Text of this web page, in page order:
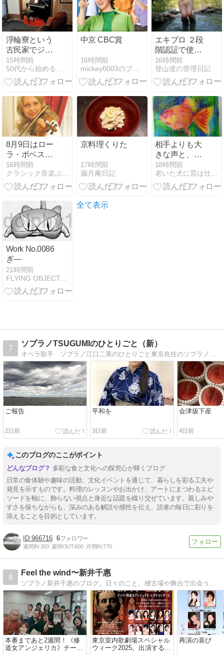
浮輪寮という
古民家でジャ
ズのライブを
聴いてきまし
た 〜町田市 鶴
ピアノ教室
15時間前
50代から始めるフルートでアンチエイジング♪音楽で健康に！
中京 CBC賞
16時間前
mickey0003のブログ
エキブロ ２段
階認証で使い
づらくなった
16時間前
登山道の管理日記
8月9日はロー
ラ・ボベスコ
の誕生日 ― ル
ーマニア出身
のベルギーの
ニストを偲ん
で
16時間前
クラシック音楽ぶった斬り
京料理くりた
17時間前
漏月庵日記
相手よりも大
きな声と、エ
ゴは不要なの
です
18時間前
老いた犬に芸は仕込めない？
Work No.0086
ぎ―
21時間前
全て表示
7
ソプラノTSUGUMIのひとりごと（新）
オペラ歌手 ソプラノ江口二美のひとりごと東京在住のソプラノ。歌のこと、舞台のこと、日常のこと、「つぐみ」の頭の中が垣間見えます。
ご報告
2日前
平和を
3日前
会津坂下産
4日前
このブログのここがポイント
多彩な食と文化への探究心が輝くブログ
日常の食体験や趣味の活動、文化イベントを通じて、暮らしを彩る工夫や
発見を示すものです。料理のレッスンやお出かけ、アートにまつわるエピ
ソードを軸に、飾らない視点と身近な話題を織り交ぜています。親しみや
すさを保ちながらも、深みのある解説や感性を伝え、読者の毎日に彩りを
添えることを目的としています。
966716 6
週間IN:150 週間OUT:600 月間IN:770
8
Feel the wind〜新井千惠
ソプラノ新井千惠のブログ。日々のこと、稽古場や舞台で出会う出来事を綴っています。
本番まであと2週間！《修
道女アンジェリカ》チーム
東京室内歌劇場スペシャル
ウィーク2025。出演する2
再演の喜び